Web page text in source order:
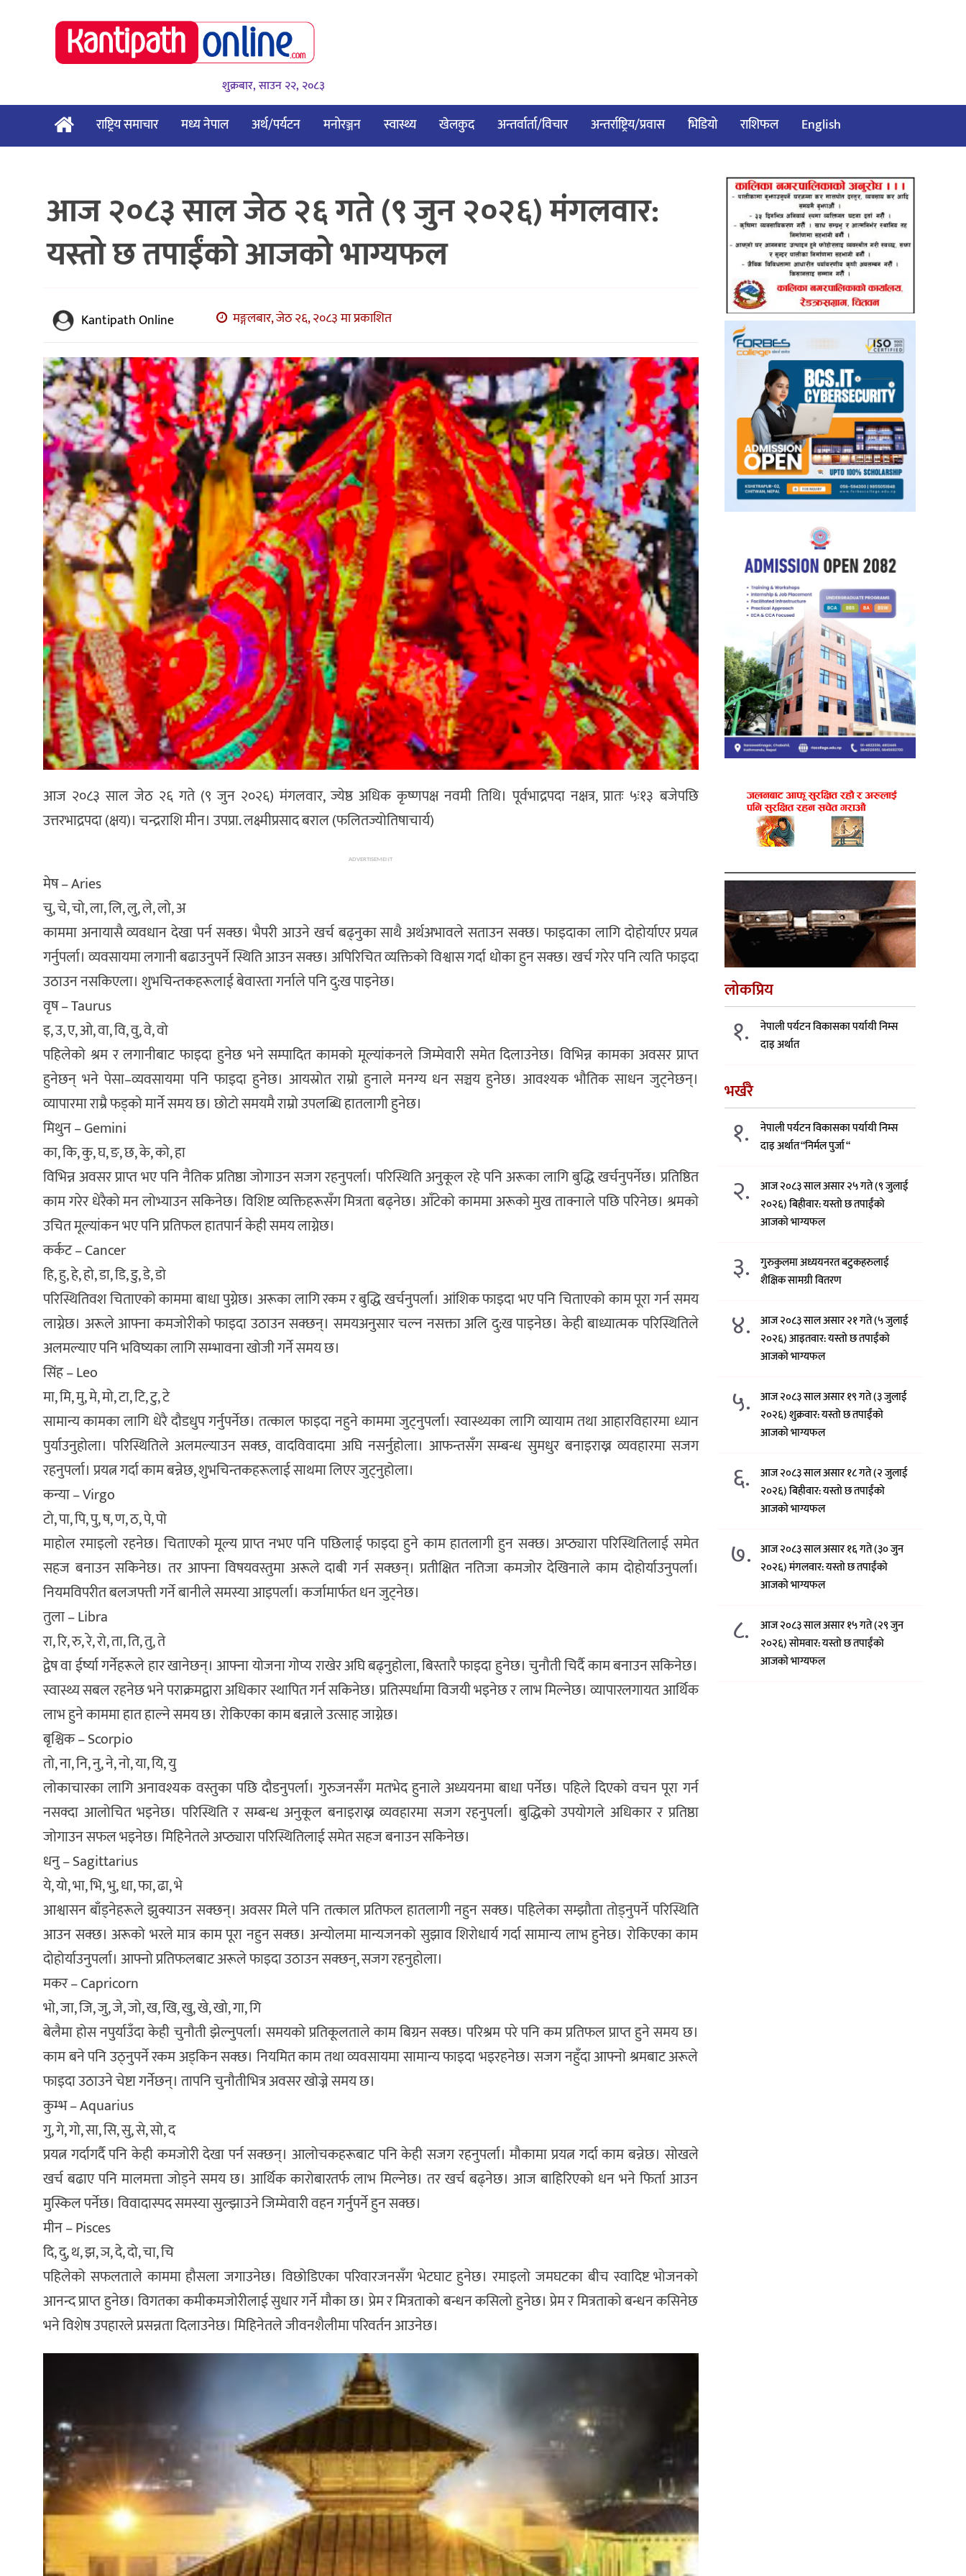
शुक्रबार, साउन २२, २०८३
राष्ट्रिय समाचार मध्य नेपाल अर्थ/पर्यटन मनोरञ्जन स्वास्थ्य खेलकुद अन्तर्वार्ता/विचार अन्तर्राष्ट्रिय/प्रवास भिडियो राशिफल English
आज २०८३ साल जेठ २६ गते (९ जुन २०२६) मंगलवार:
यस्तो छ तपाईंको आजको भाग्यफल
Kantipath Online मङ्गलबार, जेठ २६, २०८३ मा प्रकाशित
आज २०८३ साल जेठ २६ गते (९ जुन २०२६) मंगलवार, ज्येष्ठ अधिक कृष्णपक्ष नवमी तिथि। पूर्वभाद्रपदा नक्षत्र, प्रातः ५ः१३ बजेपछि
उत्तरभाद्रपदा (क्षय)। चन्द्रराशि मीन। उपप्रा. लक्ष्मीप्रसाद बराल (फलितज्योतिषाचार्य)
ADVERTISEMENT
मेष – Aries
चु, चे, चो, ला, लि, लु, ले, लो, अ
काममा अनायासै व्यवधान देखा पर्न सक्छ। भैपरी आउने खर्च बढ्नुका साथै अर्थअभावले सताउन सक्छ। फाइदाका लागि दोहोर्याएर प्रयत्न
गर्नुपर्ला। व्यवसायमा लगानी बढाउनुपर्ने स्थिति आउन सक्छ। अपिरिचित व्यक्तिको विश्वास गर्दा धोका हुन सक्छ। खर्च गरेर पनि त्यति फाइदा
उठाउन नसकिएला। शुभचिन्तकहरूलाई बेवास्ता गर्नाले पनि दु:ख पाइनेछ।
वृष – Taurus
इ, उ, ए, ओ, वा, वि, वु, वे, वो
पहिलेको श्रम र लगानीबाट फाइदा हुनेछ भने सम्पादित कामको मूल्यांकनले जिम्मेवारी समेत दिलाउनेछ। विभिन्न कामका अवसर प्राप्त
हुनेछन् भने पेसा–व्यवसायमा पनि फाइदा हुनेछ। आयस्रोत राम्रो हुनाले मनग्य धन सञ्चय हुनेछ। आवश्यक भौतिक साधन जुट्नेछन्।
व्यापारमा राम्रै फड्को मार्ने समय छ। छोटो समयमै राम्रो उपलब्धि हातलागी हुनेछ।
मिथुन – Gemini
का, कि, कु, घ, ङ, छ, के, को, हा
विभिन्न अवसर प्राप्त भए पनि नैतिक प्रतिष्ठा जोगाउन सजग रहनुपर्ला। परिस्थिति अनुकूल रहे पनि अरूका लागि बुद्धि खर्चनुपर्नेछ। प्रतिष्ठित
काम गरेर धेरैको मन लोभ्याउन सकिनेछ। विशिष्ट व्यक्तिहरूसँग मित्रता बढ्नेछ। आँटेको काममा अरूको मुख ताक्नाले पछि परिनेछ। श्रमको
उचित मूल्यांकन भए पनि प्रतिफल हातपार्न केही समय लाग्नेछ।
कर्कट – Cancer
हि, हु, हे, हो, डा, डि, डु, डे, डो
परिस्थितिवश चिताएको काममा बाधा पुग्नेछ। अरूका लागि रकम र बुद्धि खर्चनुपर्ला। आंशिक फाइदा भए पनि चिताएको काम पूरा गर्न समय
लाग्नेछ। अरूले आफ्ना कमजोरीको फाइदा उठाउन सक्छन्। समयअनुसार चल्न नसक्ता अलि दु:ख पाइनेछ। केही बाध्यात्मक परिस्थितिले
अलमल्याए पनि भविष्यका लागि सम्भावना खोजी गर्ने समय छ।
सिंह – Leo
मा, मि, मु, मे, मो, टा, टि, टु, टे
सामान्य कामका लागि धेरै दौडधुप गर्नुपर्नेछ। तत्काल फाइदा नहुने काममा जुट्नुपर्ला। स्वास्थ्यका लागि व्यायाम तथा आहारविहारमा ध्यान
पुर्याउनुहोला। परिस्थितिले अलमल्याउन सक्छ, वादविवादमा अघि नसर्नुहाेला। आफन्तसँग सम्बन्ध सुमधुर बनाइराख्न व्यवहारमा सजग
रहनुपर्ला। प्रयत्न गर्दा काम बन्नेछ, शुभचिन्तकहरूलाई साथमा लिएर जुट्नुहोला।
कन्या – Virgo
टो, पा, पि, पु, ष, ण, ठ, पे, पो
माहोल रमाइलो रहनेछ। चिताएको मूल्य प्राप्त नभए पनि पछिलाई फाइदा हुने काम हातलागी हुन सक्छ। अप्ठ्यारा परिस्थितिलाई समेत
सहज बनाउन सकिनेछ। तर आफ्ना विषयवस्तुमा अरूले दाबी गर्न सक्छन्। प्रतीक्षित नतिजा कमजोर देखिनाले काम दोहोर्याउनुपर्ला।
नियमविपरीत बलजफ्ती गर्ने बानीले समस्या आइपर्ला। कर्जामार्फत धन जुट्नेछ।
तुला – Libra
रा, रि, रु, रे, रो, ता, ति, तु, ते
द्वेष वा ईर्ष्या गर्नेहरूले हार खानेछन्। आफ्ना योजना गोप्य राखेर अघि बढ्नुहोला, बिस्तारै फाइदा हुनेछ। चुनौती चिर्दै काम बनाउन सकिनेछ।
स्वास्थ्य सबल रहनेछ भने पराक्रमद्वारा अधिकार स्थापित गर्न सकिनेछ। प्रतिस्पर्धामा विजयी भइनेछ र लाभ मिल्नेछ। व्यापारलगायत आर्थिक
लाभ हुने काममा हात हाल्ने समय छ। रोकिएका काम बन्नाले उत्साह जाग्नेछ।
बृश्चिक – Scorpio
तो, ना, नि, नु, ने, नो, या, यि, यु
लोकाचारका लागि अनावश्यक वस्तुका पछि दौडनुपर्ला। गुरुजनसँग मतभेद हुनाले अध्ययनमा बाधा पर्नेछ। पहिले दिएकाे वचन पूरा गर्न
नसक्दा आलोचित भइनेछ। परिस्थिति र सम्बन्ध अनुकूल बनाइराख्न व्यवहारमा सजग रहनुपर्ला। बुद्धिको उपयोगले अधिकार र प्रतिष्ठा
जोगाउन सफल भइनेछ। मिहिनेतले अप्ठ्यारा परिस्थितिलाई समेत सहज बनाउन सकिनेछ।
धनु – Sagittarius
ये, यो, भा, भि, भु, धा, फा, ढा, भे
आश्वासन बाँड्नेहरूले झुक्याउन सक्छन्। अवसर मिले पनि तत्काल प्रतिफल हातलागी नहुन सक्छ। पहिलेका सम्झौता तोड्नुपर्ने परिस्थिति
आउन सक्छ। अरूको भरले मात्र काम पूरा नहुन सक्छ। अन्योलमा मान्यजनको सुझाव शिरोधार्य गर्दा सामान्य लाभ हुनेछ। रोकिएका काम
दोहोर्याउनुपर्ला। आफ्नो प्रतिफलबाट अरूले फाइदा उठाउन सक्छन्, सजग रहनुहाेला।
मकर – Capricorn
भो, जा, जि, जु, जे, जो, ख, खि, खु, खे, खो, गा, गि
बेलैमा होस नपुर्याउँदा केही चुनौती झेल्नुपर्ला। समयको प्रतिकूलताले काम बिग्रन सक्छ। परिश्रम परे पनि कम प्रतिफल प्राप्त हुने समय छ।
काम बने पनि उठ्नुपर्ने रकम अड्किन सक्छ। नियमित काम तथा व्यवसायमा सामान्य फाइदा भइरहनेछ। सजग नहुँदा आफ्नो श्रमबाट अरूले
फाइदा उठाउने चेष्टा गर्नेछन्। तापनि चुनौतीभित्र अवसर खोज्ने समय छ।
कुम्भ – Aquarius
गु, गे, गो, सा, सि, सु, से, सो, द
प्रयत्न गर्दागर्दै पनि केही कमजोरी देखा पर्न सक्छन्। आलोचकहरूबाट पनि केही सजग रहनुपर्ला। मौकामा प्रयत्न गर्दा काम बन्नेछ। सोखले
खर्च बढाए पनि मालमत्ता जोड्ने समय छ। आर्थिक कारोबारतर्फ लाभ मिल्नेछ। तर खर्च बढ्नेछ। आज बाहिरिएको धन भने फिर्ता आउन
मुस्किल पर्नेछ। विवादास्पद समस्या सुल्झाउने जिम्मेवारी वहन गर्नुपर्ने हुन सक्छ।
मीन – Pisces
दि, दु, थ, झ, ञ, दे, दो, चा, चि
पहिलेको सफलताले काममा हौसला जगाउनेछ। विछोडिएका परिवारजनसँग भेटघाट हुनेछ। रमाइलो जमघटका बीच स्वादिष्ट भोजनको
आनन्द प्राप्त हुनेछ। विगतका कमीकमजोरीलाई सुधार गर्ने मौका छ। प्रेम र मित्रताको बन्धन कसिलो हुनेछ। प्रेम र मित्रताको बन्धन कसिनेछ
भने विशेष उपहारले प्रसन्नता दिलाउनेछ। मिहिनेतले जीवनशैलीमा परिवर्तन आउनेछ।
लोकप्रिय
१.
नेपाली पर्यटन विकासका पर्यायी निम्स
दाइ अर्थात
भर्खरै
१.
नेपाली पर्यटन विकासका पर्यायी निम्स
दाइ अर्थात “निर्मल पुर्जा “
२.
आज २०८३ साल असार २५ गते (९ जुलाई
२०२६) बिहीवार: यस्तो छ तपाईंको
आजको भाग्यफल
३.
गुरुकुलमा अध्ययनरत बटुकहरुलाई
शैक्षिक सामग्री वितरण
४.
आज २०८३ साल असार २१ गते (५ जुलाई
२०२६) आइतवार: यस्तो छ तपाईंको
आजको भाग्यफल
५.
आज २०८३ साल असार १९ गते (३ जुलाई
२०२६) शुक्रवार: यस्तो छ तपाईंको
आजको भाग्यफल
६.
आज २०८३ साल असार १८ गते (२ जुलाई
२०२६) बिहीवार: यस्तो छ तपाईंको
आजको भाग्यफल
७. आज २०८३ साल असार १६ गते (३० जुन
२०२६) मंगलवार: यस्तो छ तपाईंको
आजको भाग्यफल
८.
आज २०८३ साल असार १५ गते (२९ जुन
२०२६) साेमवार: यस्तो छ तपाईंको
आजको भाग्यफल